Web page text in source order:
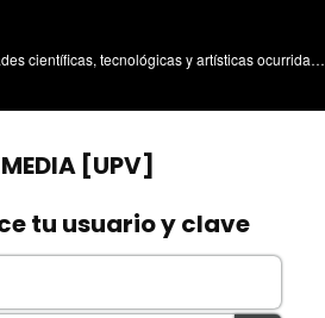
Divulgación de las actividades científicas, tecnológicas y artísticas ocurridas en los tres campus de la UPV